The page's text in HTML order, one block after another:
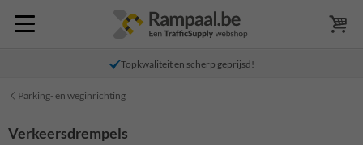
Topkwaliteit en scherp geprijsd!
Parking- en weginrichting
Verkeersdrempels